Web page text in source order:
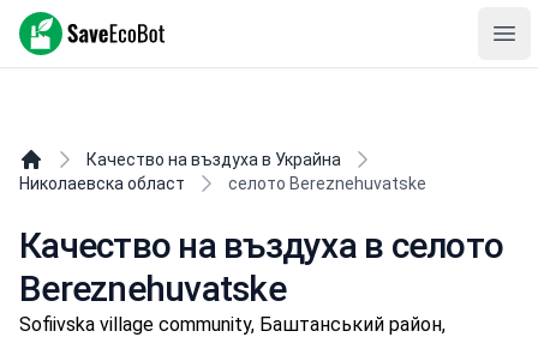
SaveEcoBot
Качество на въздуха в Украйна
Николаевска област
селото Bereznehuvatske
Качество на въздуха в селото
Bereznehuvatske
Sofiivska village community, Баштанський район,